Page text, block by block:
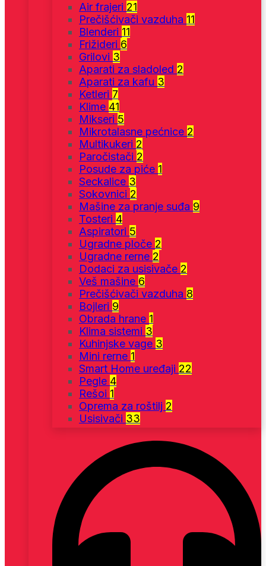
Air frajeri 21
Prečišćivači vazduha 11
Blenderi 11
Frižideri 6
Grilovi 3
Aparati za sladoled 2
Aparati za kafu 3
Ketleri 7
Klime 41
Mikseri 5
Mikrotalasne pećnice 2
Multikukeri 2
Paročistači 2
Posude za piće 1
Seckalice 3
Sokovnici 2
Mašine za pranje suđa 9
Tosteri 4
Aspiratori 5
Ugradne ploče 2
Ugradne rerne 2
Dodaci za usisivače 2
Veš mašine 6
Prečišćivači vazduha 8
Bojleri 9
Obrada hrane 1
Klima sistemi 3
Kuhinjske vage 3
Mini rerne 1
Smart Home uređaji 22
Pegle 4
Rešoi 1
Oprema za roštilj 2
Usisivači 33